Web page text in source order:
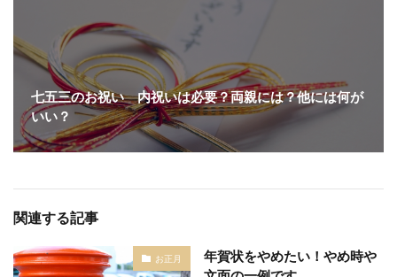
七五三のお祝い 内祝いは必要？両親には？他には何が
いい？
関連する記事
お正月
年賀状をやめたい！やめ時や